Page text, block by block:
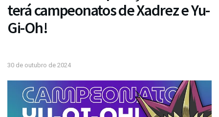
terá campeonatos de Xadrez e Yu-
Gi-Oh!
30 de outubro de 2024